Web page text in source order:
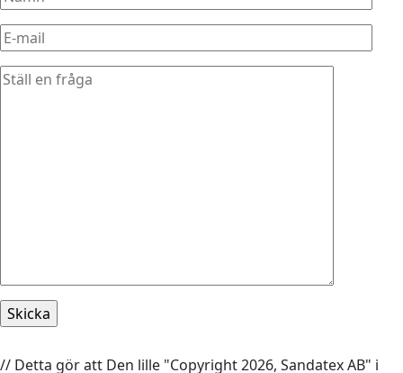
// Detta gör att Den lille "Copyright 2026, Sandatex AB" i